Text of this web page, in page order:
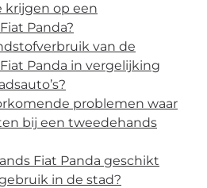
krijgen op een
Panda?
van de
Panda in vergelijking
problemen waar
bij een tweedehands
Fiat Panda geschikt
in de stad?